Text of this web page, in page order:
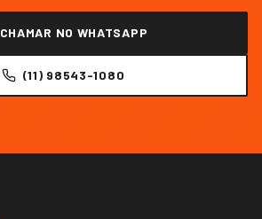
CHAMAR NO WHATSAPP
(11) 98543-1080